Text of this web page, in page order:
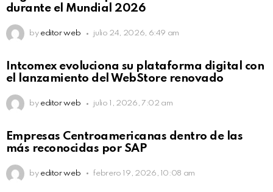
durante el Mundial 2026
by editor web julio 24, 2026, 6:49 am
Intcomex evoluciona su plataforma digital con
el lanzamiento del WebStore renovado
by editor web julio 1, 2026, 7:02 am
Empresas Centroamericanas dentro de las
más reconocidas por SAP
by editor web febrero 19, 2026, 10:08 am